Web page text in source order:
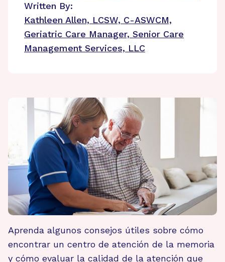
Written By:
Kathleen Allen, LCSW, C-ASWCM,
Geriatric Care Manager, Senior Care
Management Services, LLC
Aprenda algunos consejos útiles sobre cómo
encontrar un centro de atención de la memoria
y cómo evaluar la calidad de la atención que